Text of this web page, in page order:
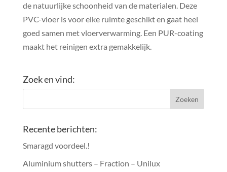
de natuurlijke schoonheid van de materialen. Deze
PVC-vloer is voor elke ruimte geschikt en gaat heel
goed samen met vloerverwarming. Een PUR-coating
maakt het reinigen extra gemakkelijk.
Zoek en vind:
Recente berichten:
Smaragd voordeel.!
Aluminium shutters – Fraction – Unilux